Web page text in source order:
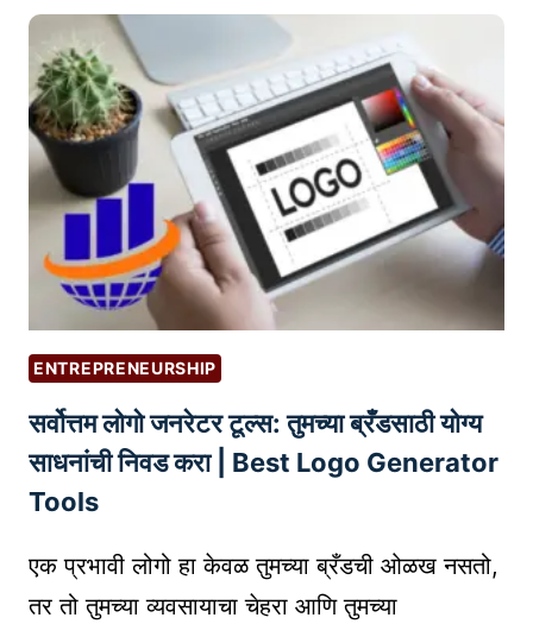
S
E
तु
म
च्या
व्हि
डि
ओ
ला
उ
किं
ग
मि
ENTREPRENEURSHIP
सर्वोत्तम लोगो जनरेटर टूल्स: तुमच्या ब्रँडसाठी योग्य
साधनांची निवड करा | Best Logo Generator
Tools
एक प्रभावी लोगो हा केवळ तुमच्या ब्रँडची ओळख नसतो,
तर तो तुमच्या व्यवसायाचा चेहरा आणि तुमच्या